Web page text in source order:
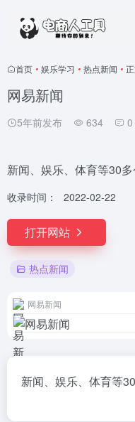
首页 • 娱乐学习 • 热点新闻 •
网易新闻
5年前发布 634 0
新闻、娱乐、体育等30
收录时间： 2022-02-22
打开网站
热点新闻
网易新闻
新闻、娱乐、体育等